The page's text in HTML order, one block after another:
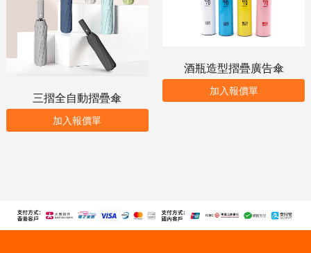
三摺全自動摺疊傘
加入報價單
酒瓶造型摺疊廣告傘
加入報價單